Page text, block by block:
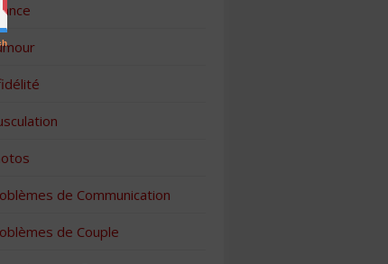
de Communication
de Couple